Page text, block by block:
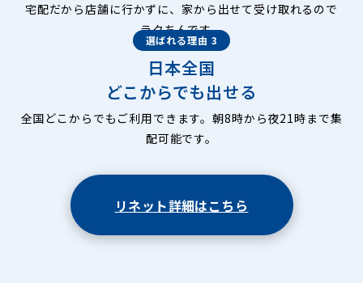
宅配だから店舗に行かずに、家から出せて受け取れるので
ラクちんです。
選ばれる理由 3
日本全国
どこからでも出せる
全国どこからでもご利用できます。朝8時から夜21時まで集
配可能です。
リネット詳細はこちら